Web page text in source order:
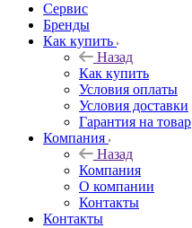
Сервис
Бренды
Как купить
Назад
Как купить
Условия оплаты
Условия доставки
Гарантия на товар
Компания
Назад
Компания
О компании
Контакты
Контакты